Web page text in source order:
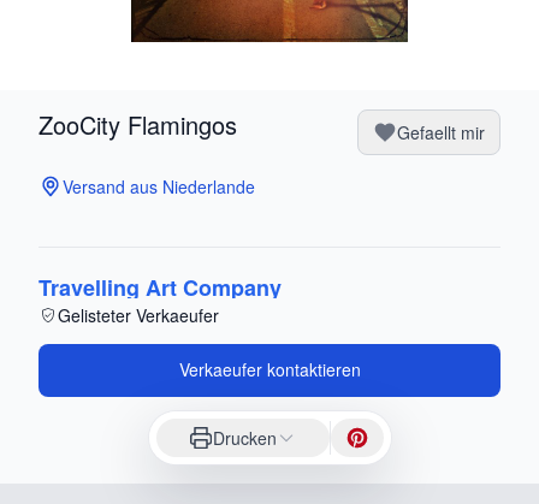
ZooCity Flamingos Gefaellt mir
Versand aus Niederlande
Travelling Art Company
Gelisteter Verkaeufer
Verkaeufer kontaktieren
Drucken